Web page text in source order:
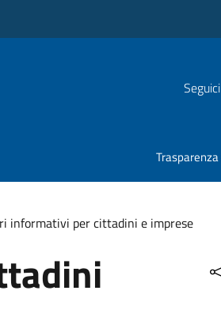
informativi per cittadini e imprese